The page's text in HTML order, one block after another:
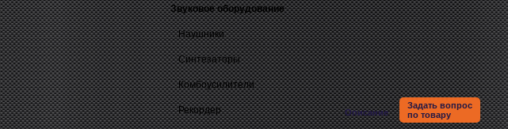
Звуковое оборудование
Наушники
Синтезаторы
Комбоусилители
Рекордер Описание
Задать вопрос
по товару